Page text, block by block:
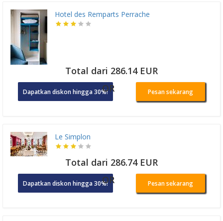
Hotel des Remparts Perrache
Total dari 286.14 EUR
Dapatkan diskon hingga 30%!OR Pesan sekarang
Le Simplon
Total dari 286.74 EUR
Dapatkan diskon hingga 30%!OR Pesan sekarang